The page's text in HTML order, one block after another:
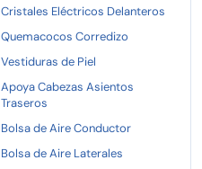
Cristales Eléctricos Delanteros
Quemacocos Corredizo
Vestiduras de Piel
Apoya Cabezas Asientos
Traseros
Bolsa de Aire Conductor
Bolsa de Aire Laterales